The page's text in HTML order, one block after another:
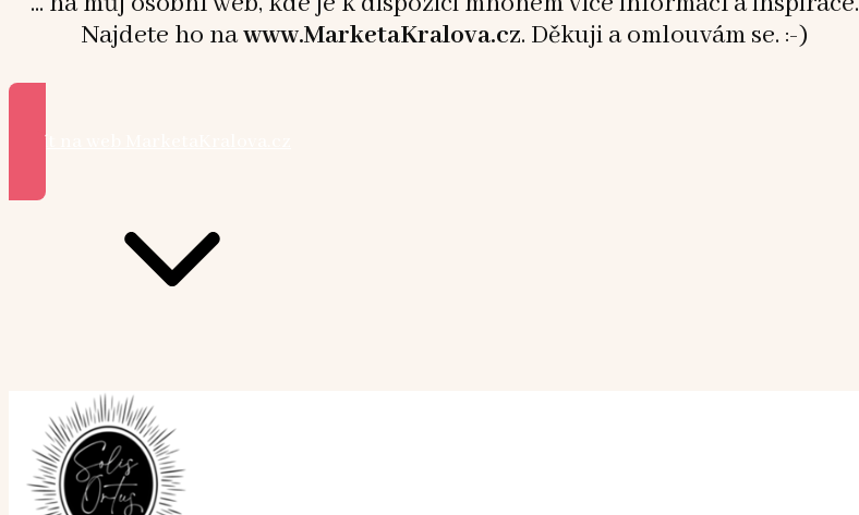
Najdete ho nawww.MarketaKralova.cz. Děkuji a omlouvám se. :-)
Přejít na web MarketaKralova.cz